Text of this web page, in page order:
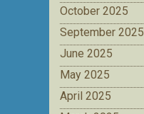
October 2025
September 2025
June 2025
May 2025
April 2025